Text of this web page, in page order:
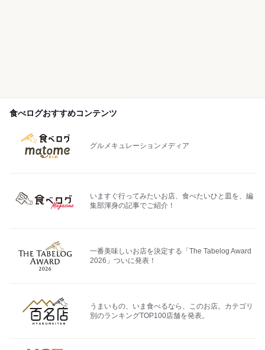
食べログおすすめコンテンツ
グルメキュレーションメディア
いますぐ行ってみたいお店、食べたいひと皿を、編
集部渾身の記事でご紹介！
一番美味しいお店を決定する「The Tabelog Award
2026」ついに発表！
うまいもの、いま食べるなら、このお店。カテゴリ
別のランキングTOP100店舗を発表。